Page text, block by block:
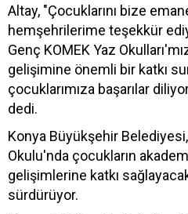
Altay, "Çocuklarını bize
hemşehrilerime teşekkür
Genç KOMEK Yaz
gelişimine önemli bir katkı
çocuklarımıza başarılar
dedi.
Konya Büyükşehir
Okulu'nda çocukların
gelişimlerine katkı
sürdürüyor.